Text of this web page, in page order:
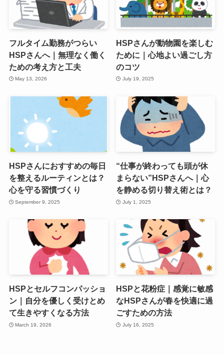
フルタイム勤務がつらい
HSPさんへ｜無理なく働く
ための考え方と工夫
May 13, 2026
HSPさんが動物園を楽しむ
ために｜心地よい過ごし方
のコツ
July 19, 2025
HSPさんにおすすめの毎日
を整えるルーティンとは？
心を守る習慣づくり
September 9, 2025
“仕事が終わっても頭が休
まらない”HSPさんへ｜心
を静める切り替え術とは？
July 1, 2025
HSPとセルフコンパッショ
ン｜自分を優しく受けとめ
て生きやすくなる方法
March 19, 2026
HSPと花粉症｜感覚に敏感
なHSPさんが春を快適に過
ごすための方法
July 16, 2025